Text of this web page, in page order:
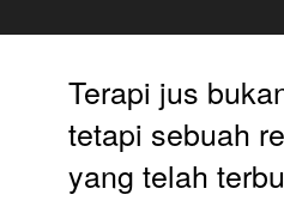
Terapi jus
tetapi sebuah
yang telah